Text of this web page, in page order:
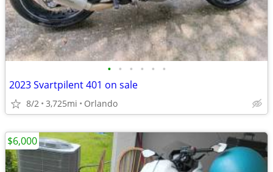
• • • • • •
2023 Svartpilent 401 on sale
8/2 3,725mi Orlando
$6,000